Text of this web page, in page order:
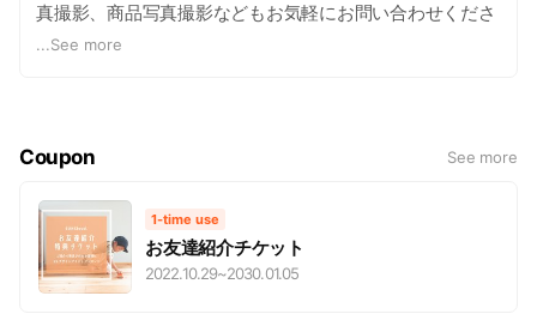
真撮影、商品写真撮影などもお気軽にお問い合わせくださ
いませ。 Hello! We are SUNCloud. photo service. Our
...See more
Coupon See more
1-time use
お友達紹介チケット
2022.10.29~2030.01.05